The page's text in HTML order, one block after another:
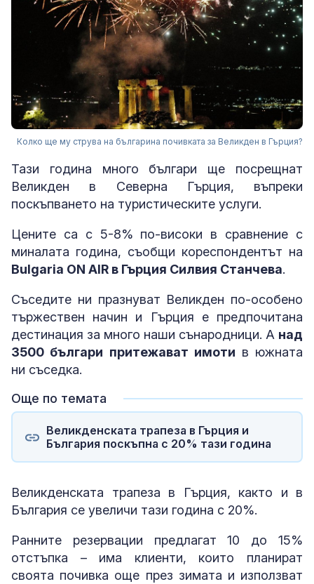
Колко ще му струва на българина почивката за Великден в Гърция?
Тази година много българи ще посрещнат
Великден в Северна Гърция, въпреки
поскъпването на туристическите услуги.
Цените са с 5-8% по-високи в сравнение с
миналата година, съобщи кореспондентът на
Bulgaria ON AIR в Гърция Силвия Станчева.
Съседите ни празнуват Великден по-особено
тържествен начин и Гърция е предпочитана
дестинация за много наши сънародници. А над
3500 българи притежават имоти в южната
ни съседка.
Още по темата
Великденската трапеза в Гърция и
България поскъпна с 20% тази година
Великденската трапеза в Гърция, както и в
България се увеличи тази година с 20%.
Ранните резервации предлагат 10 до 15%
отстъпка – има клиенти, които планират
своята почивка още през зимата и използват